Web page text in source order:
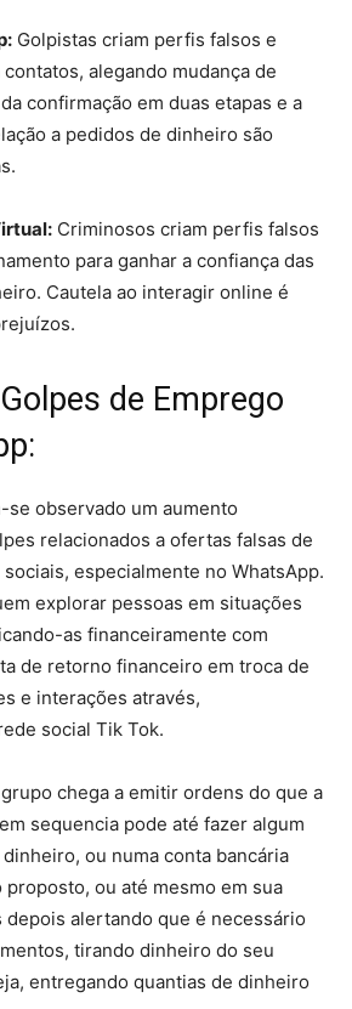
Golpistas criam perfis falsos e
alegando mudança de
confirmação em duas etapas e a
a pedidos de dinheiro são
Criminosos criam perfis falsos
para ganhar a confiança das
Cautela ao interagir online é
de Emprego
se observado um aumento
relacionados a ofertas falsas de
especialmente no WhatsApp.
explorar pessoas em situações
as financeiramente com
de retorno financeiro em troca de
e interações através,
social Tik Tok.
chega a emitir ordens do que a
sequencia pode até fazer algum
ou numa conta bancária
ou até mesmo em sua
depois alertando que é necessário
tirando dinheiro do seu
entregando quantias de dinheiro